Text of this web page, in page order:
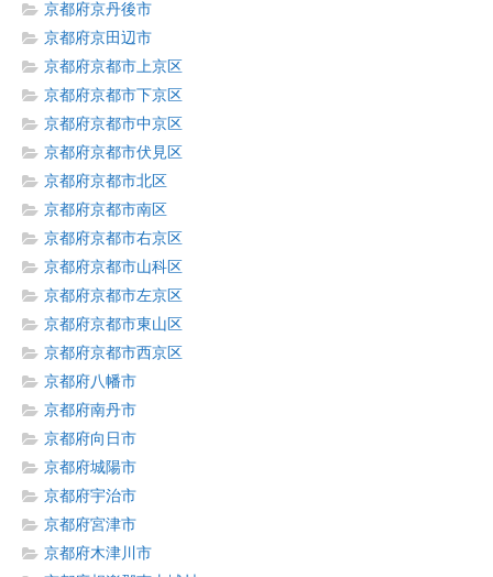
京都府京丹後市
京都府京田辺市
京都府京都市上京区
京都府京都市下京区
京都府京都市中京区
京都府京都市伏見区
京都府京都市北区
京都府京都市南区
京都府京都市右京区
京都府京都市山科区
京都府京都市左京区
京都府京都市東山区
京都府京都市西京区
京都府八幡市
京都府南丹市
京都府向日市
京都府城陽市
京都府宇治市
京都府宮津市
京都府木津川市